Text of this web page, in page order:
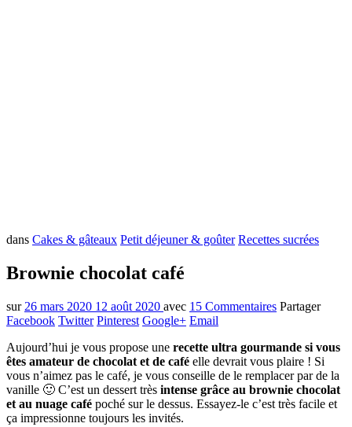
dans Cakes & gâteaux Petit déjeuner & goûter Recettes sucrées
Brownie chocolat café
sur 26 mars 2020 12 août 2020 avec 15 Commentaires Partager
Facebook Twitter Pinterest Google+ Email
Aujourd’hui je vous propose une recette ultra gourmande si vous
êtes amateur de chocolat et de café elle devrait vous plaire ! Si
vous n’aimez pas le café, je vous conseille de le remplacer par de la
vanille 🙂 C’est un dessert très intense grâce au brownie chocolat
et au nuage café poché sur le dessus. Essayez-le c’est très facile et
ça impressionne toujours les invités.